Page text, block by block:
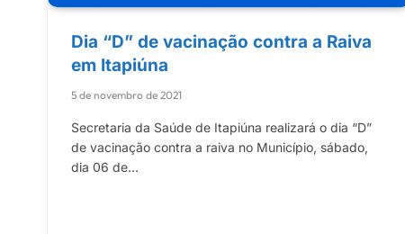
Dia “D” de vacinação contra a Raiva
em Itapiúna
5 de novembro de 2021
Secretaria da Saúde de Itapiúna realizará o dia “D”
de vacinação contra a raiva no Município, sábado,
dia 06 de…